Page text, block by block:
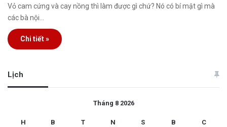
Vỏ cam cứng và cay nồng thì làm được gì chứ? Nó có bí mật gì mà
các bà nội…
Chi tiết »
Lịch
Tháng 8 2026
H B T N S B C